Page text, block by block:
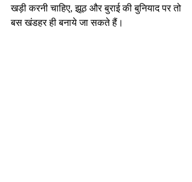
खड़ी करनी चाहिए, झूठ और बुराई की बुनियाद पर तो
बस खंडहर ही बनाये जा सकते हैं।